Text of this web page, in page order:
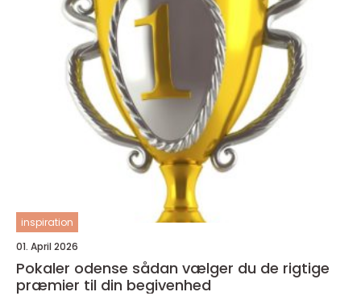
inspiration
01. April 2026
Pokaler odense sådan vælger du de rigtige
præmier til din begivenhed